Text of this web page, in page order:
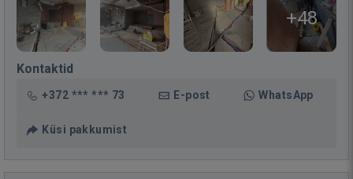
+48
Kontaktid
+372 *** *** 73 E-post WhatsApp
Küsi pakkumist